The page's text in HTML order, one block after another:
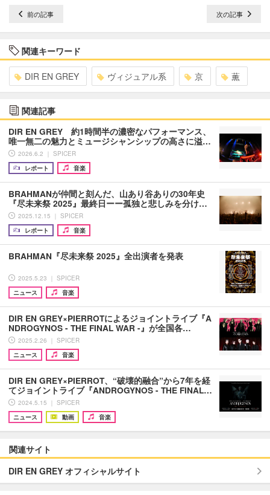
前の記事 次の記事
関連キーワード
DIR EN GREY ヴィジュアル系 京 薫
関連記事
DIR EN GREY 約1時間半の濃密なパフォーマンス、
唯一無二の魅力とミュージシャンシップの高さに溢…
2026.6.2 ｜ SPICER
レポート
音楽
BRAHMANが仲間と刻んだ、山あり谷ありの30年史
『尽未来祭 2025』最終日ーー孤独と悲しみを分け…
2025.12.15 ｜ SPICER
レポート
音楽
BRAHMAN『尽未来祭 2025』全出演者を発表
2025.5.23 ｜ SPICER
ニュース
音楽
DIR EN GREY×PIERROTによるジョイントライブ『A
NDROGYNOS - THE FINAL WAR -』が全国各…
2025.2.26 ｜ SPICER
ニュース
音楽
DIR EN GREY×PIERROT、“破壊的融合”から7年を経
てジョイントライブ『ANDROGYNOS - THE FINAL…
2024.5.15 ｜ SPICER
ニュース
動画 音楽
関連サイト
DIR EN GREY オフィシャルサイト